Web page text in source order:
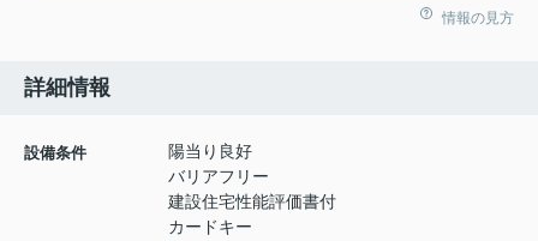
情報の見方
詳細情報
設備条件
陽当り良好
バリアフリー
建設住宅性能評価書付
カードキー